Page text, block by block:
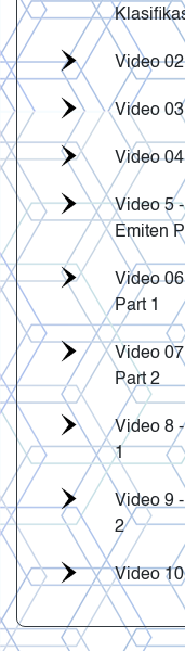
Video
Video
Video
Video 5
Emiten
Video
Part 1
Video
Part 2
Video 8
1
Video 9
2
Video